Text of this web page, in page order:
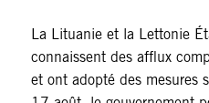
La Lituanie et la Lettonie
connaissent des afflux
et ont adopté des mesures